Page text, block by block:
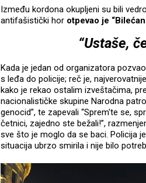
Između kordona okupljeni su bili
antifašistički hor otpevao je
“Ustaše,
Kada je jedan od organizatora
s leđa do policije; reč je,
kako je rekao ostalim izveštačima,
nacionalističke skupine Narodna
genocid”, te zapevali “Sprem'te se,
četnici, zajedno ste bežali!”,
sve što je moglo da se baci. Policija
situacija ubrzo smirila i nije bilo